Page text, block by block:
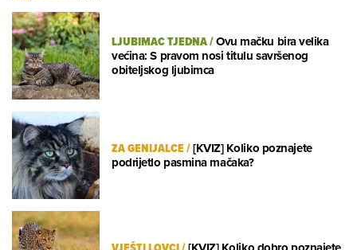
LJUBIMAC TJEDNA/Ovu mačku bira velika
većina: S pravom nosi titulu savršenog
obiteljskog ljubimca
ZA GENIJALCE/[KVIZ] Koliko poznajete
podrijetlo pasmina mačaka?